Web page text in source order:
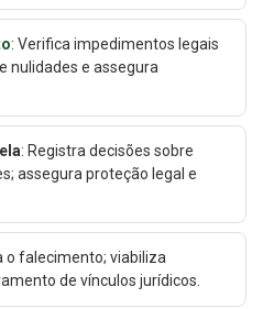
: Verifica impedimentos legais
nulidades e assegura
: Registra decisões sobre
assegura proteção legal e
o falecimento; viabiliza
de vínculos jurídicos.